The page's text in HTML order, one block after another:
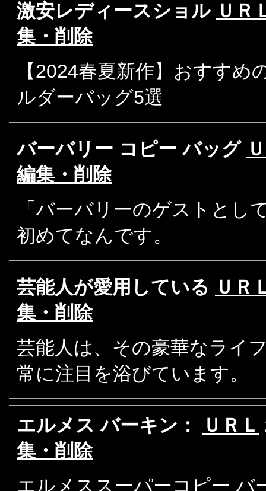
激安レディースショル ＵＲ
集・削除
【2024春夏新作】おすす
ルダーバッグ5選
バーバリー コピー バッグ
編集・削除
「バーバリーのゲストとし
初めてなんです。
芸能人が愛用している ＵＲ
集・削除
芸能人は、その豪華なライ
常に注目を浴びています。
エルメス バーキン： ＵＲＬ
集・削除
エルメススーパーコピー バ